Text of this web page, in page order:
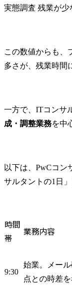
実態調査 残業が少
この数値からも、
多さが、残業時間
一方で、ITコンサ
成・調整業務を中
以下は、PwCコン
サルタントの1日
時間
帯
業務内容
9:30
始業。メー
点との時差